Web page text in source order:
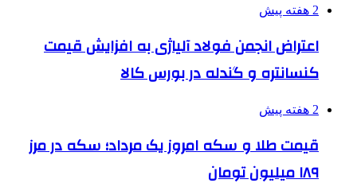
2 هفته پیش
اعتراض انجمن فولاد آلیاژی به افزایش قیمت
کنسانتره و گندله در بورس کالا
2 هفته پیش
قیمت طلا و سکه امروز یک مرداد؛ سکه در مرز
۱۸۹ میلیون تومان